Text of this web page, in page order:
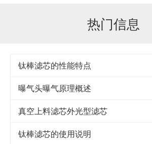
热门信息
钛棒滤芯的性能特点
曝气头曝气原理概述
真空上料滤芯外光型滤芯
钛棒滤芯的使用说明